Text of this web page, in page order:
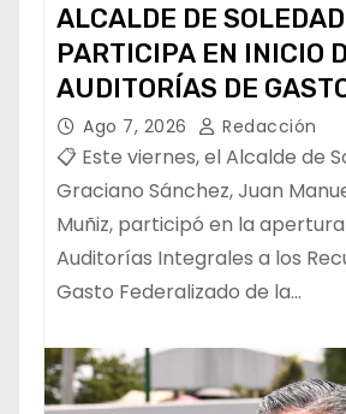
ALCALDE DE SOLEDAD
PARTICIPA EN INICIO
AUDITORÍAS DE
FEDERALIZADO 📝
Ago 7, 2026 Redacción
📋 Este viernes, el Alcalde de
Graciano Sánchez, Juan
Muñiz, participó en la
Auditorías Integrales a los
Gasto Federalizado de la…